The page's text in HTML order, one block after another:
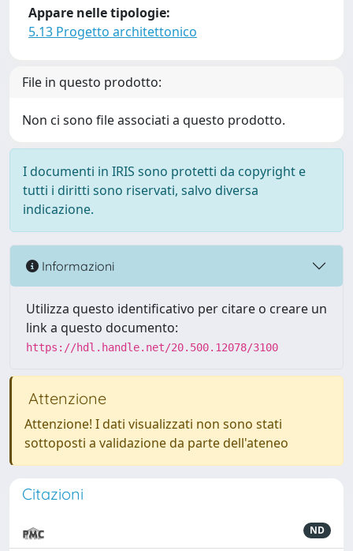
Appare nelle tipologie:
5.13 Progetto architettonico
File in questo prodotto:
Non ci sono file associati a questo prodotto.
I documenti in IRIS sono protetti da copyright e
tutti i diritti sono riservati, salvo diversa
indicazione.
Informazioni
Utilizza questo identificativo per citare o creare un
link a questo documento:
https://hdl.handle.net/20.500.12078/3100
Attenzione
Attenzione! I dati visualizzati non sono stati
sottoposti a validazione da parte dell'ateneo
Citazioni
ND